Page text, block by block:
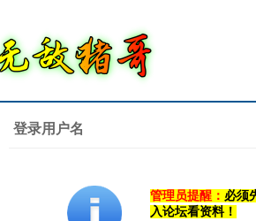
登录用户名
管理员提醒： 必须
入论坛看资料！